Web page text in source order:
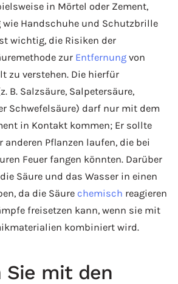
in Mörtel oder Zement,
Handschuhe und Schutzbrille
wichtig, die Risiken der
zur Entfernung von
zu verstehen. Die hierfür
B. Salzsäure, Salpetersäure,
Schwefelsäure) darf nur mit dem
in Kontakt kommen; Er sollte
anderen Pflanzen laufen, die bei
Feuer fangen könnten. Darüber
Säure und das Wasser in einen
da die Säure chemisch reagieren
freisetzen kann, wenn sie mit
kombiniert wird.
Sie mit den